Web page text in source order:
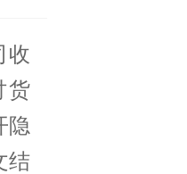
收
货
隐
结